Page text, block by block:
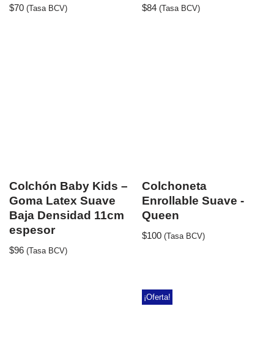
$70 (Tasa BCV) $84 (Tasa BCV)
Colchón Baby Kids –
Goma Latex Suave
Baja Densidad 11cm
espesor
$96 (Tasa BCV)
Colchoneta
Enrollable Suave -
Queen
$100 (Tasa BCV)
¡Oferta!